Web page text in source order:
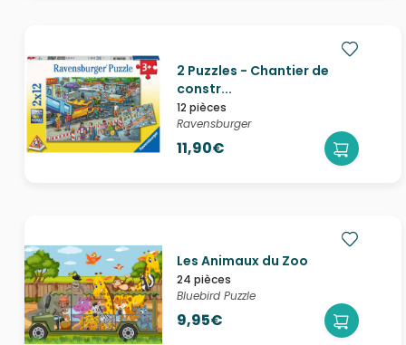
2 Puzzles - Chantier de
constr...
12 pièces
Ravensburger
11,90€
Les Animaux du Zoo
24 pièces
Bluebird Puzzle
9,95€